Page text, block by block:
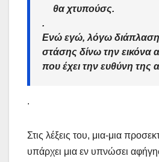
θα χτυπούσς.
.
Ενώ εγώ, λόγω
στάσης δίνω την εικόνα
που έχει την ευθύνη της
.
Στις λέξεις του, μια-μια
υπάρχει μια εν υπνώσει